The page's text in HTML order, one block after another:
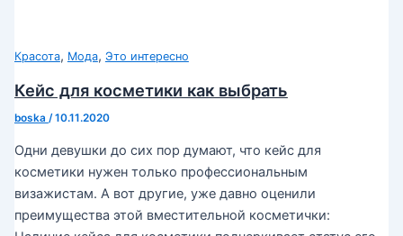
Красота, Мода, Это интересно
Кейс для косметики как выбрать
boska /10.11.2020
Одни девушки до сих пор думают, что кейс для
косметики нужен только профессиональным
визажистам. А вот другие, уже давно оценили
преимущества этой вместительной косметички: